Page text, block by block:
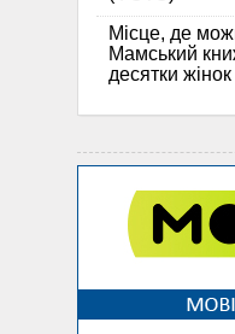
Місце, де
Мамський
десятки